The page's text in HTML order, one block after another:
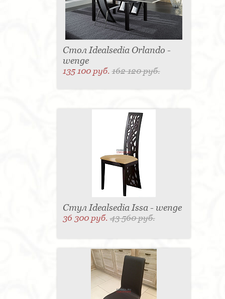
Стол Idealsedia Orlando -
wenge
135 100 руб.162 120 руб.
Стул Idealsedia Issa - wenge
36 300 руб.43 560 руб.